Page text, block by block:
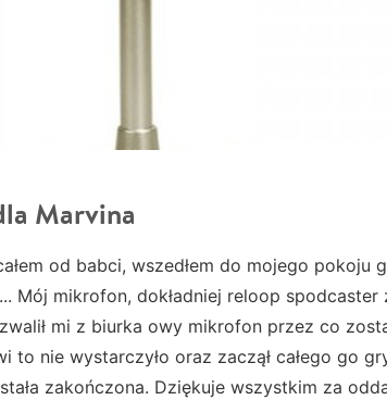
Marvina
od babci, wszedłem do mojego pokoju
Mój mikrofon, dokładniej reloop spodcaster
mi z biurka owy mikrofon przez co
to nie wystarczyło oraz zaczął całego go
zakończona. Dziękuje wszystkim za